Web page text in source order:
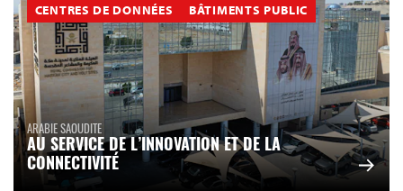
CENTRES DE DONNÉES BÂTIMENTS PUBLIC
ARABIE SAOUDITE
AU SERVICE DE L’INNOVATION ET DE LA
CONNECTIVITÉ